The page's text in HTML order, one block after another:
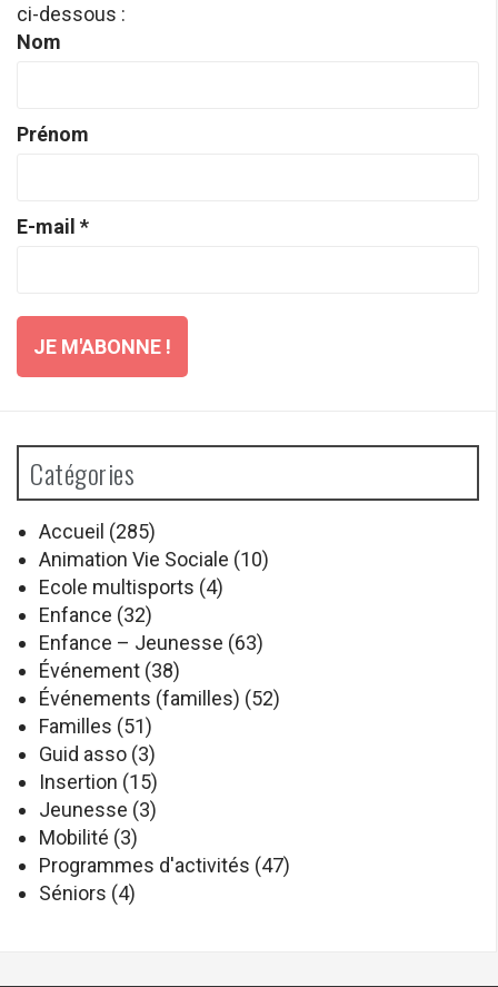
ci-dessous :
Nom
Prénom
E-mail *
Catégories
Accueil (285)
Animation Vie Sociale (10)
Ecole multisports (4)
Enfance (32)
Enfance – Jeunesse (63)
Événement (38)
Événements (familles) (52)
Familles (51)
Guid asso (3)
Insertion (15)
Jeunesse (3)
Mobilité (3)
Programmes d'activités (47)
Séniors (4)